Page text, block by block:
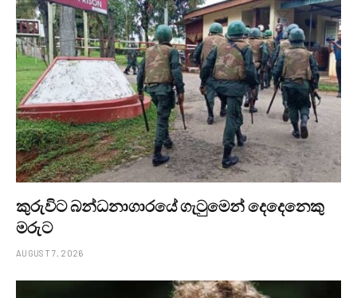
කුරුවිට බන්ධනාගාරයේ ගැටුමෙන් දෙදෙනෙකු
මරුට
AUGUST 7, 2026